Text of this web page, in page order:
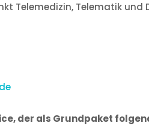
Telemedizin, Telematik und
der als Grundpaket